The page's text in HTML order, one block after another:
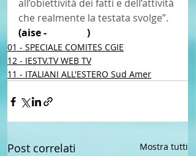
all’obiettività dei fatti e dell’attività
che realmente la testata svolge”.
(aise -
)
01 - SPECIALE COMITES CGIE
12 - IESTV.TV WEB TV
11 - ITALIANI ALL'ESTERO Sud Amer
Post correlati Mostra tutti